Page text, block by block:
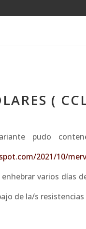
(
pudo
2021/10/
varios días
de la/s